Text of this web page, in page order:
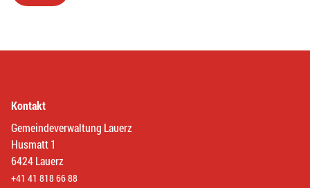
Kontakt
Gemeindeverwaltung Lauerz
Husmatt 1
6424 Lauerz
+41 41 818 66 88